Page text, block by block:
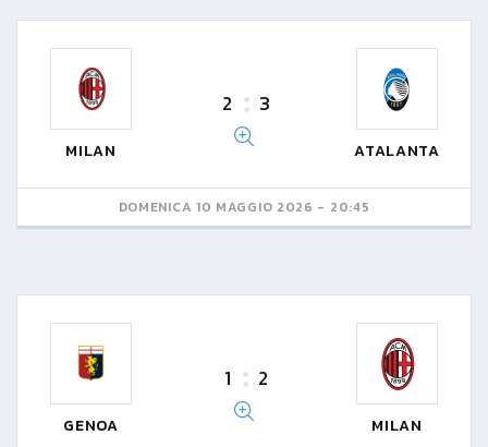
MILAN
2 3
ATALANTA
DOMENICA 10 MAGGIO 2026 - 20:45
GENOA
1 2
MILAN